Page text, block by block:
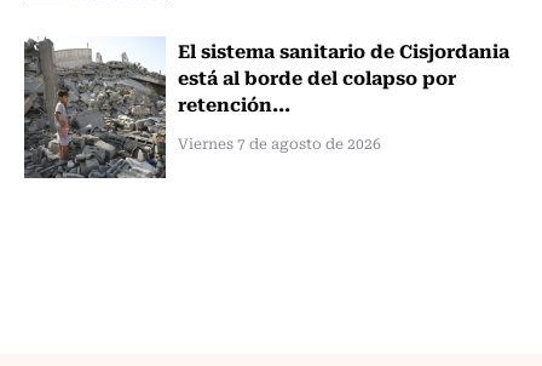
El sistema sanitario de Cisjordania
está al borde del colapso por
retención...
Viernes 7 de agosto de 2026